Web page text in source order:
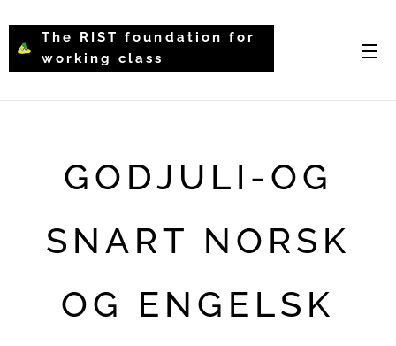
The RIST foundation for
working class
GODJULI-OG
SNART NORSK
OG ENGELSK